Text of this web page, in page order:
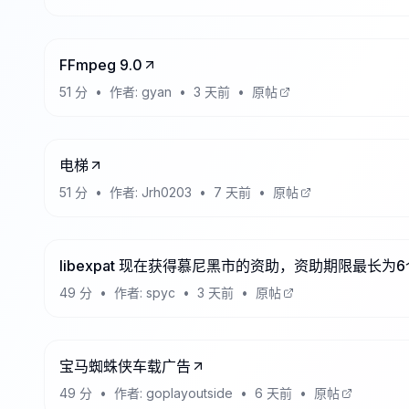
FFmpeg 9.0
51 分 • 作者: gyan • 3 天前 • 原帖
电梯
51 分 • 作者: Jrh0203 • 7 天前 • 原帖
libexpat 现在获得慕尼黑市的资助，资助期限最长为6
49 分 • 作者: spyc • 3 天前 • 原帖
宝马蜘蛛侠车载广告
49 分 • 作者: goplayoutside • 6 天前 • 原帖